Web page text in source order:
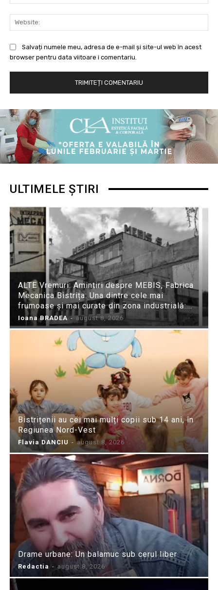
Salvați numele meu, adresa de e-mail și site-ul web în acest
browser pentru data viitoare i comentariu.
ULTIMELE ȘTIRI
ALTE Vremuri: Amintiri despre MEBIS, Fabrica
Mecanica Bistrița: Una dintre cele mai
frumoase și mai curate din zona industrială:...
Ioana BRADEA - august 8, 2026
Bistrițenii au cei mai mulți copii sub 14 ani, în
Regiunea Nord-Vest
Flavia DANCIU - august 8, 2026
Drame urbane: Un balamuc sub cerul liber
Redactia - august 8, 2026